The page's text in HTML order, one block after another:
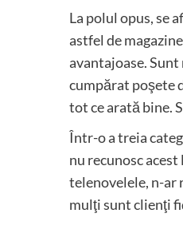
La polul opus, se
astfel de
avantajoase. Sunt
cumpărat poşete
tot ce arată bine.
Într-o a treia
nu recunosc
telenovelele, n-ar
mulţi sunt clienţi